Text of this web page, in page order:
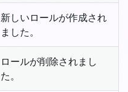
新しいロールが作成され
ました。
ロールが削除されまし
た。